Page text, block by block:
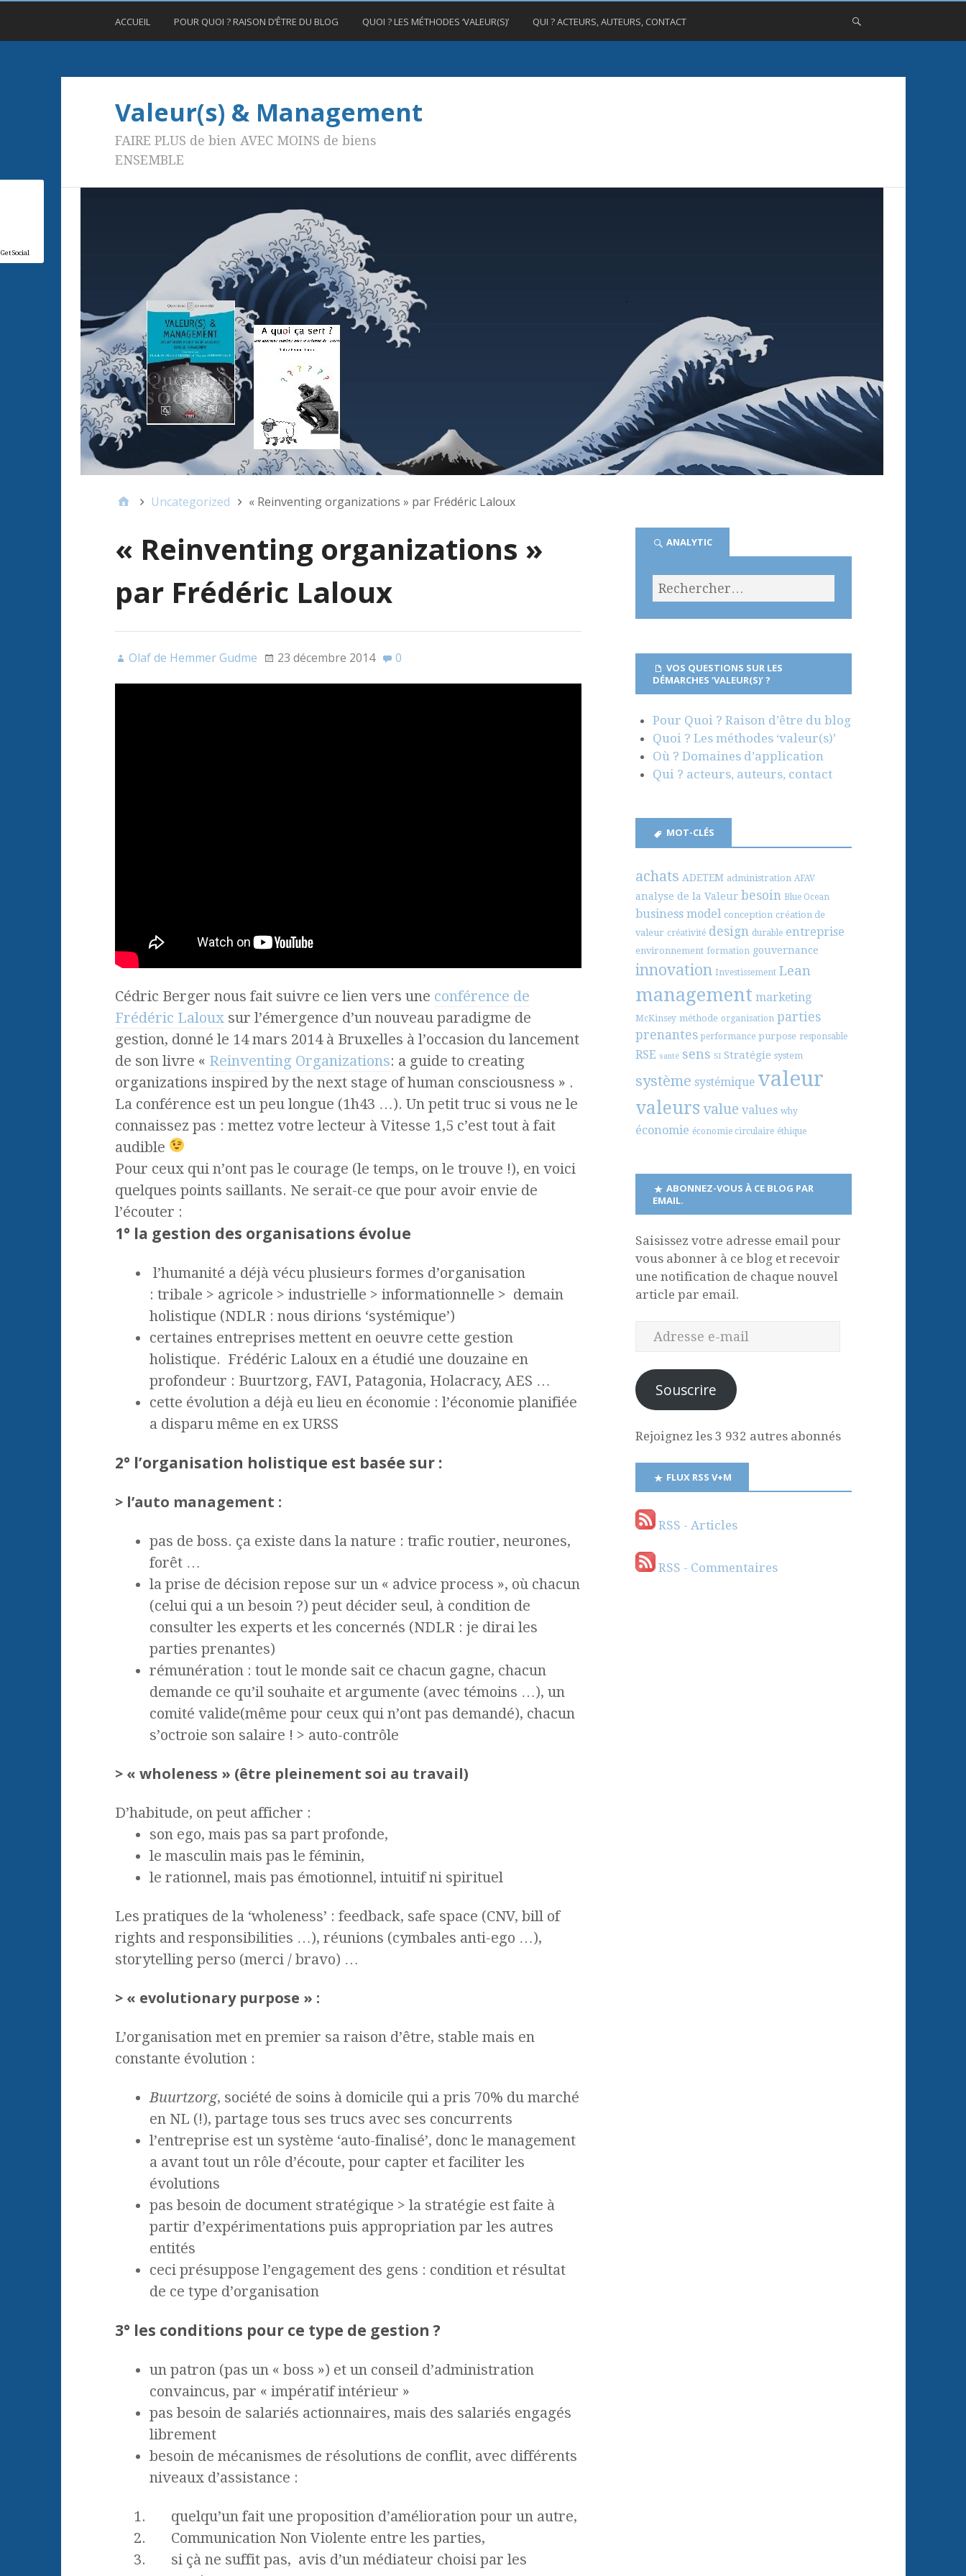
ACCUEIL POUR QUOI ? RAISON D’ÊTRE DU BLOG QUOI ? LES MÉTHODES ‘VALEUR(S)’ QUI ? ACTEURS, AUTEURS, CONTACT
Valeur(s) & Management
FAIRE PLUS de bien AVEC MOINS de biens
ENSEMBLE
Uncategorized « Reinventing organizations » par Frédéric Laloux
« Reinventing organizations »
par Frédéric Laloux
Olaf de Hemmer Gudme 23 décembre 2014 0
Cédric Berger nous fait suivre ce lien vers une conférence de
Frédéric Lalouxsur l’émergence d’un nouveau paradigme de
gestion, donné le 14 mars 2014 à Bruxelles à l’occasion du lancement
de son livre « Reinventing Organizations: a guide to creating
organizations inspired by the next stage of human consciousness » .
La conférence est un peu longue (1h43 …). Un petit truc si vous ne le
connaissez pas : mettez votre lecteur à Vitesse 1,5 c’est tout à fait
audible
Pour ceux qui n’ont pas le courage (le temps, on le trouve !), en voici
quelques points saillants. Ne serait-ce que pour avoir envie de
l’écouter :
1° la gestion des organisations évolue
l’humanité a déjà vécu plusieurs formes d’organisation
: tribale > agricole > industrielle > informationnelle > demain
holistique (NDLR : nous dirions ‘systémique’)
certaines entreprises mettent en oeuvre cette gestion
holistique. Frédéric Laloux en a étudié une douzaine en
profondeur : Buurtzorg, FAVI, Patagonia, Holacracy, AES …
cette évolution a déjà eu lieu en économie : l’économie planifiée
a disparu même en ex URSS
2° l’organisation holistique est basée sur :
> l’auto management :
pas de boss. ça existe dans la nature : trafic routier, neurones,
forêt …
la prise de décision repose sur un « advice process », où chacun
(celui qui a un besoin ?) peut décider seul, à condition de
consulter les experts et les concernés (NDLR : je dirai les
parties prenantes)
rémunération : tout le monde sait ce chacun gagne, chacun
demande ce qu’il souhaite et argumente (avec témoins …), un
comité valide(même pour ceux qui n’ont pas demandé), chacun
s’octroie son salaire ! > auto-contrôle
> « wholeness » (être pleinement soi au travail)
D’habitude, on peut afficher :
son ego, mais pas sa part profonde,
le masculin mais pas le féminin,
le rationnel, mais pas émotionnel, intuitif ni spirituel
Les pratiques de la ‘wholeness’ : feedback, safe space (CNV, bill of
rights and responsibilities …), réunions (cymbales anti-ego …),
storytelling perso (merci / bravo) …
> « evolutionary purpose » :
L’organisation met en premier sa raison d’être, stable mais en
constante évolution :
Buurtzorg, société de soins à domicile qui a pris 70% du marché
en NL (!), partage tous ses trucs avec ses concurrents
l’entreprise est un système ‘auto-finalisé’, donc le management
a avant tout un rôle d’écoute, pour capter et faciliter les
évolutions
pas besoin de document stratégique > la stratégie est faite à
partir d’expérimentations puis appropriation par les autres
entités
ceci présuppose l’engagement des gens : condition et résultat
de ce type d’organisation
3° les conditions pour ce type de gestion ?
un patron (pas un « boss ») et un conseil d’administration
convaincus, par « impératif intérieur »
pas besoin de salariés actionnaires, mais des salariés engagés
librement
besoin de mécanismes de résolutions de conflit, avec différents
niveaux d’assistance :
quelqu’un fait une proposition d’amélioration pour un autre,
Communication Non Violente entre les parties,
si çà ne suffit pas, avis d’un médiateur choisi par les
ANALYTIC
VOS QUESTIONS SUR LES
DÉMARCHES ‘VALEUR(S)’ ?
Pour Quoi ? Raison d’être du blog
Quoi ? Les méthodes ‘valeur(s)’
Où ? Domaines d’application
Qui ? acteurs, auteurs, contact
MOT-CLÉS
achats ADETEM administration AFAV
analyse de la Valeur besoin Blue Ocean
business model conception création de
valeur créativité design durable entreprise
environnement formation gouvernance
innovation Investissement Lean
management marketing
McKinsey méthode organisation parties
prenantes performance purpose responsable
RSE santé sens SI Stratégie system
système systémique valeur
valeursvalue values why
économie économie circulaire éthique
ABONNEZ-VOUS À CE BLOG PAR
EMAIL.
Saisissez votre adresse email pour
vous abonner à ce blog et recevoir
une notification de chaque nouvel
article par email.
Souscrire
Rejoignez les 3 932 autres abonnés
FLUX RSS V+M
RSS - Articles
RSS - Commentaires
GetSocial